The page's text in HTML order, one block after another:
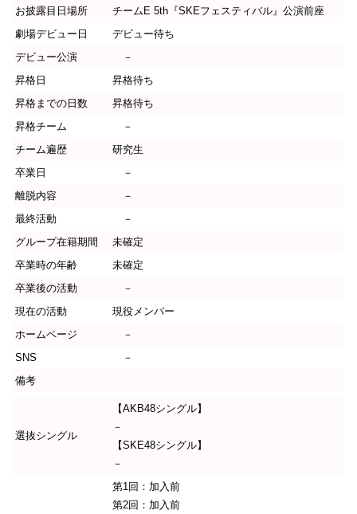
お披露目日場所
チームE 5th『SKEフェスティバル』公演前座
劇場デビュー日
デビュー待ち
デビュー公演
－
昇格日
昇格待ち
昇格までの日数
昇格待ち
昇格チーム
－
チーム遍歴
研究生
卒業日
－
離脱内容
－
最終活動
－
グループ在籍期間
未確定
卒業時の年齢
未確定
卒業後の活動
－
現在の活動
現役メンバー
ホームページ
－
SNS
－
備考
選抜シングル
【AKB48シングル】
－
【SKE48シングル】
－
第1回：加入前
第2回：加入前